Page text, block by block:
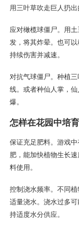
用三叶草吹走巨人扔出
应对橄榄球僵尸。用
发，将其炸晕。也可
持续伤害并减速。
对抗气球僵尸。种植
线。或者种仙人掌，
爆。
怎样在花园中培
保证充足肥料。游戏
肥，能加快植物生长
料使用。
控制浇水频率。不同
适量浇水。浇水过多
持适度水分供应。